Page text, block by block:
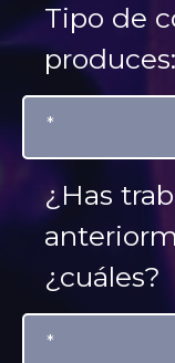
Tipo de
produces:
*
¿Has
¿cuáles?